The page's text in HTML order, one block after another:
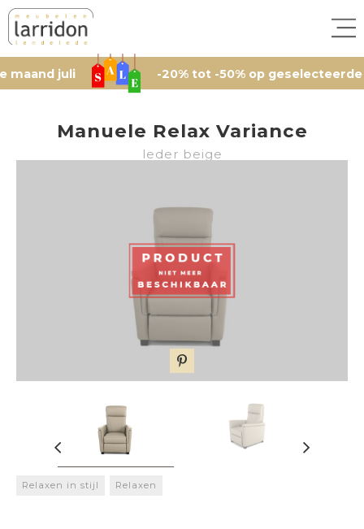
juli -20% tot -50% op geselecteerde
Manuele Relax Variance
leder beige
Relaxen in stijl Relaxen